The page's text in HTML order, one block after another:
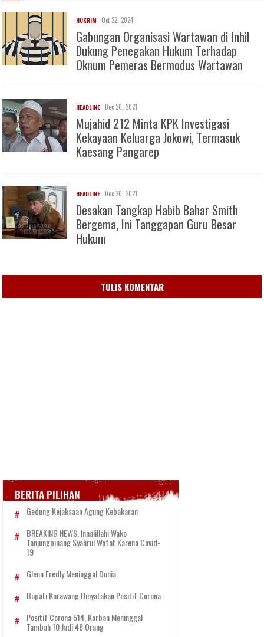
HUKRIM Oct 22, 2024
Gabungan Organisasi Wartawan di Inhil
Dukung Penegakan Hukum Terhadap
Oknum Pemeras Bermodus Wartawan
HEADLINE Dec 20, 2021
Mujahid 212 Minta KPK Investigasi
Kekayaan Keluarga Jokowi, Termasuk
Kaesang Pangarep
HEADLINE Dec 20, 2021
Desakan Tangkap Habib Bahar Smith
Bergema, Ini Tanggapan Guru Besar
Hukum
TULIS KOMENTAR
BERITA PILIHAN
Gedung Kejaksaan Agung Kebakaran
BREAKING NEWS, Innalillahi Wako
Tanjungpinang Syahrul Wafat Karena Covid-
19
Glenn Fredly Meninggal Dunia
Bupati Karawang Dinyatakan Positif Corona
Positif Corona 514, Korban Meninggal
Tambah 10 Jadi 48 Orang